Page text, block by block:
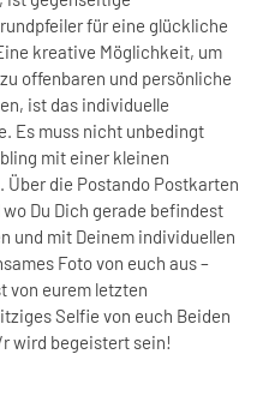
für eine glückliche
kreative Möglichkeit, um
offenbaren und persönliche
ist das individuelle
Es muss nicht unbedingt
mit einer kleinen
die Postando Postkarten
Du Dich gerade befindest
und mit Deinem individuellen
Foto von euch aus –
von eurem letzten
Selfie von euch Beiden
wird begeistert sein!